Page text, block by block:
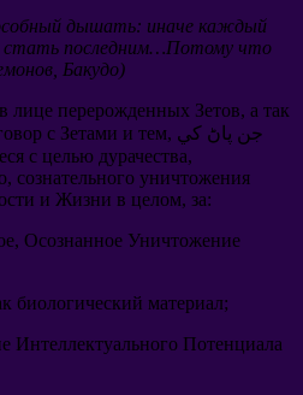
дышать: иначе каждый
последним…Потому что
Бакудо)
в лице перерожденных Зетов, а так
с Зетами и тем, جن پاڻ کي
с целью дурачества,
, сознательного уничтожения
и Жизни в целом, за:
, Осознанное Уничтожение
биологический материал;
Интеллектуального Потенциала